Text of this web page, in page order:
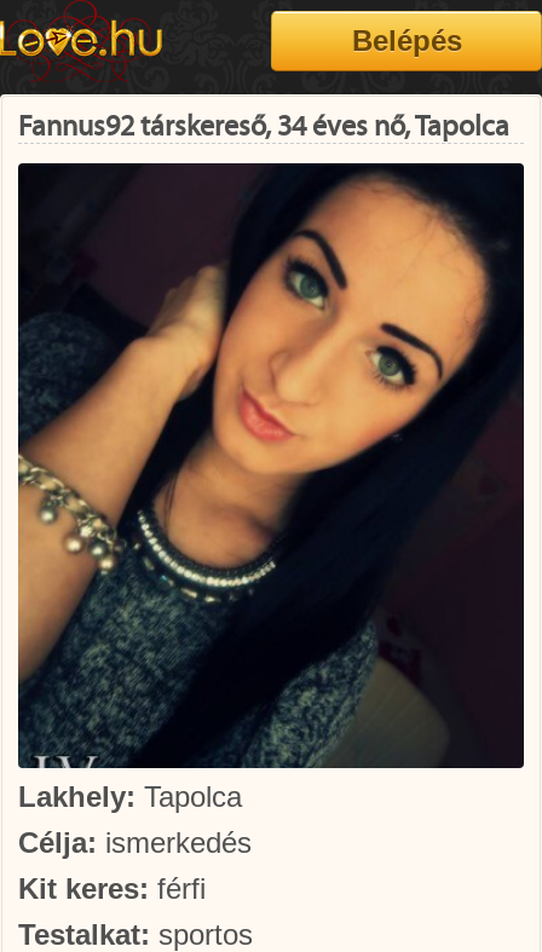
Fannus92 társkereső, 34 éves nő, Tapolca
Lakhely: Tapolca
Célja: ismerkedés
Kit keres: férfi
Testalkat: sportos